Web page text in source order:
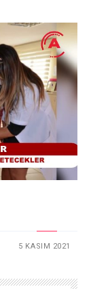
5 KASIM 2021